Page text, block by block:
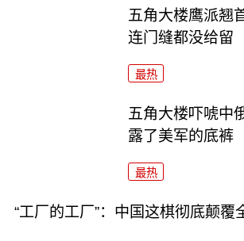
五角大楼鹰派翘
连门缝都没给留
最热
五角大楼吓唬中
露了美军的底裤
最热
“工厂的工厂”：中国这棋彻底颠覆